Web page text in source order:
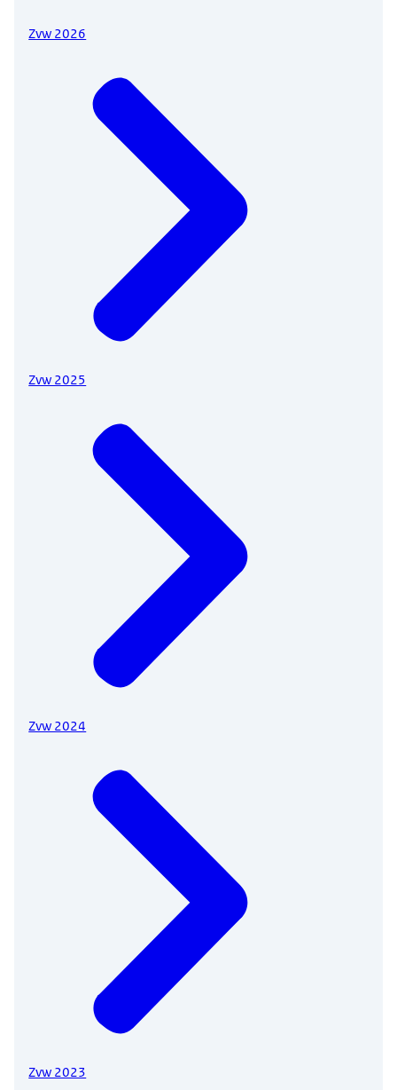
Zvw 2026
Zvw 2025
Zvw 2024
Zvw 2023